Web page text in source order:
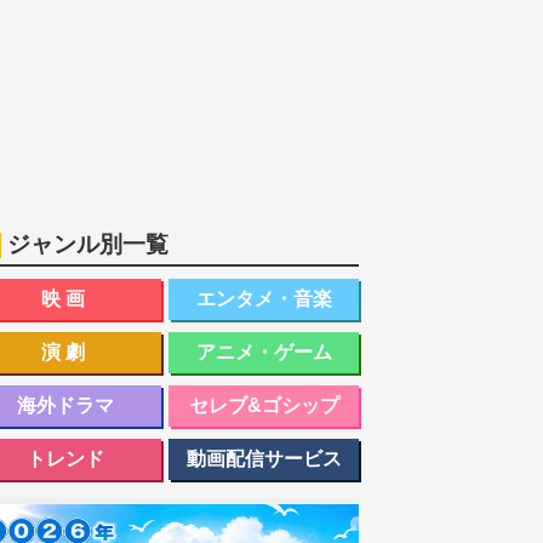
ジャンル別一覧
映画 エンタメ・音楽
演劇 アニメ・ゲーム
海外ドラマ セレブ&ゴシップ
トレンド 動画配信サービス